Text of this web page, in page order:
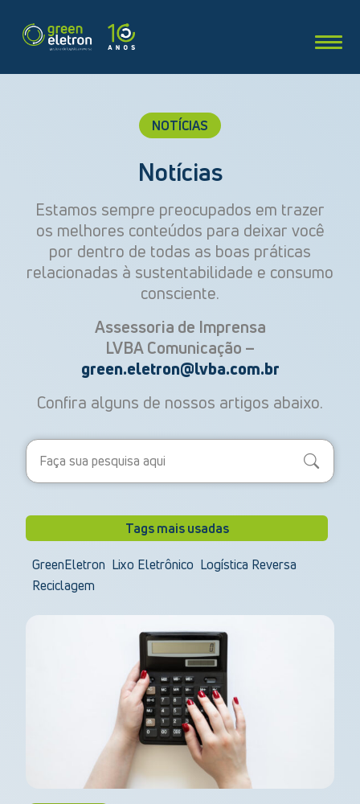
NOTÍCIAS
Notícias
Estamos sempre preocupados em trazer
os melhores conteúdos para deixar você
por dentro de todas as boas práticas
relacionadas à sustentabilidade e consumo
consciente.
Assessoria de Imprensa
LVBA Comunicação –
green.eletron@lvba.com.br
Confira alguns de nossos artigos abaixo.
Search
Tags mais usadas
GreenEletron Lixo Eletrônico Logística Reversa
Reciclagem